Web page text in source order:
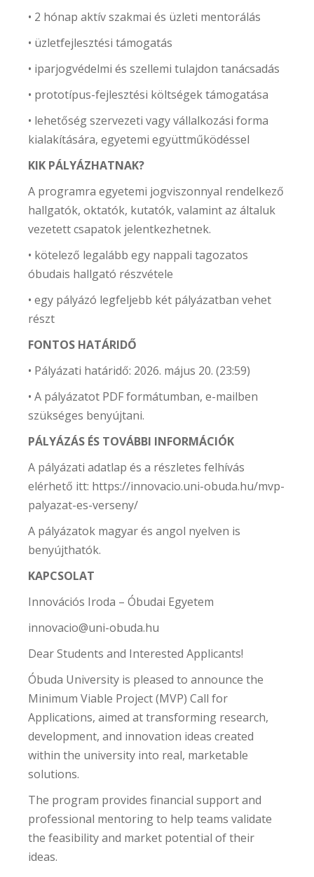
• 2 hónap aktív szakmai és üzleti mentorálás
• üzletfejlesztési támogatás
• iparjogvédelmi és szellemi tulajdon tanácsadás
• prototípus-fejlesztési költségek támogatása
• lehetőség szervezeti vagy vállalkozási forma
kialakítására, egyetemi együttműködéssel
KIK PÁLYÁZHATNAK?
A programra egyetemi jogviszonnyal rendelkező
hallgatók, oktatók, kutatók, valamint az általuk
vezetett csapatok jelentkezhetnek.
• kötelező legalább egy nappali tagozatos
óbudais hallgató részvétele
• egy pályázó legfeljebb két pályázatban vehet
részt
FONTOS HATÁRIDŐ
• Pályázati határidő: 2026. május 20. (23:59)
• A pályázatot PDF formátumban, e-mailben
szükséges benyújtani.
PÁLYÁZÁS ÉS TOVÁBBI INFORMÁCIÓK
A pályázati adatlap és a részletes felhívás
elérhető itt: https://innovacio.uni-obuda.hu/mvp-
palyazat-es-verseny/
A pályázatok magyar és angol nyelven is
benyújthatók.
KAPCSOLAT
Innovációs Iroda – Óbudai Egyetem
innovacio@uni-obuda.hu
Dear Students and Interested Applicants!
Óbuda University is pleased to announce the
Minimum Viable Project (MVP) Call for
Applications, aimed at transforming research,
development, and innovation ideas created
within the university into real, marketable
solutions.
The program provides financial support and
professional mentoring to help teams validate
the feasibility and market potential of their
ideas.